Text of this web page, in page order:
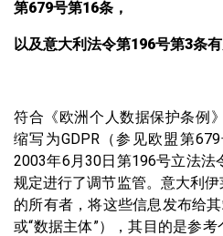
第679号第16条，
以及意大利法令第196号第3条
符合《欧洲个人数据保护条例
缩写为GDPR（参见欧盟第
2003年6月30日第196号立法法
规定进行了调节监管。意大利
的所有者，将这些信息发布给
或“数据主体”），其目的是参